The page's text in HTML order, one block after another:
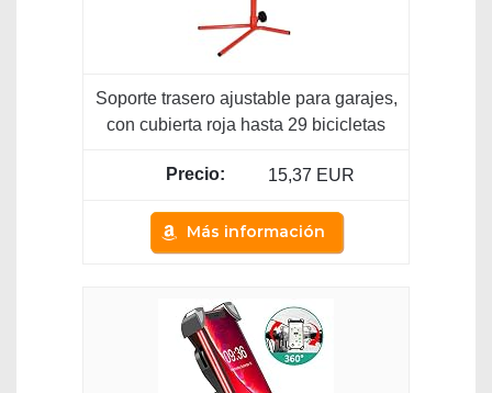
Soporte trasero ajustable para garajes,
con cubierta roja hasta 29 bicicletas
15,37 EUR
Más información